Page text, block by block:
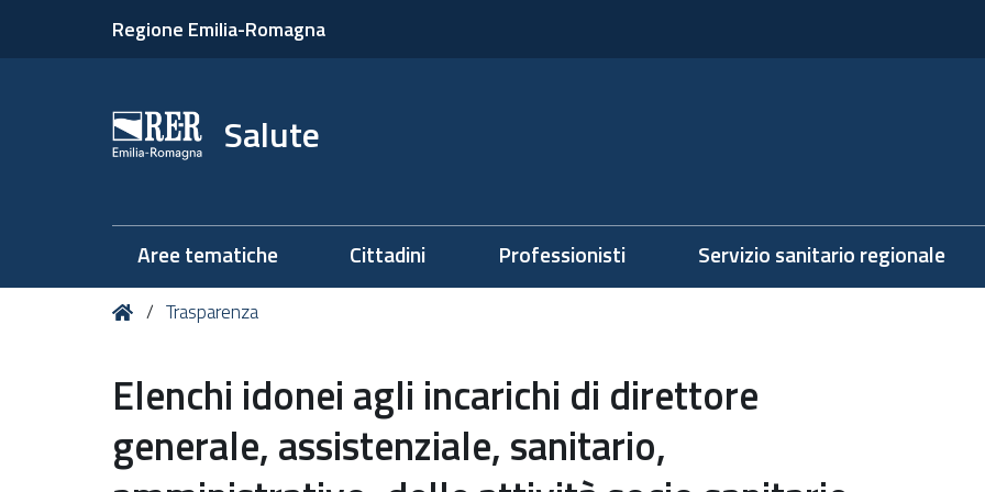
Regione Emilia-Romagna
Salute
Aree tematiche Cittadini Professionisti Servizio sanitario regionale
Tu HomeTrasparenza
Elenchi idonei agli incarichi di direttore
generale, assistenziale, sanitario,